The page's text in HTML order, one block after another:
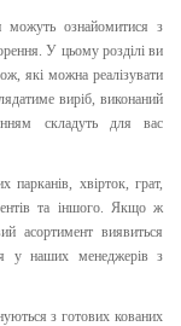
можуть ознайомитися з
У цьому розділі ви
які можна реалізувати
виріб, виконаний
складуть для вас
хвірток, грат,
та іншого. Якщо ж
асортимент виявиться
у наших менеджерів з
з готових кованих